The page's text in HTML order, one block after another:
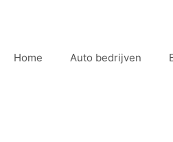
Home Auto bedrijven